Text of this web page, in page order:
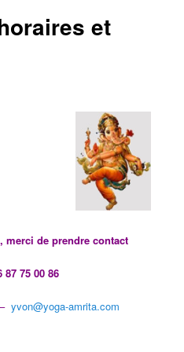
et
merci de prendre contact
87 75 00 86
– yvon@yoga-amrita.com